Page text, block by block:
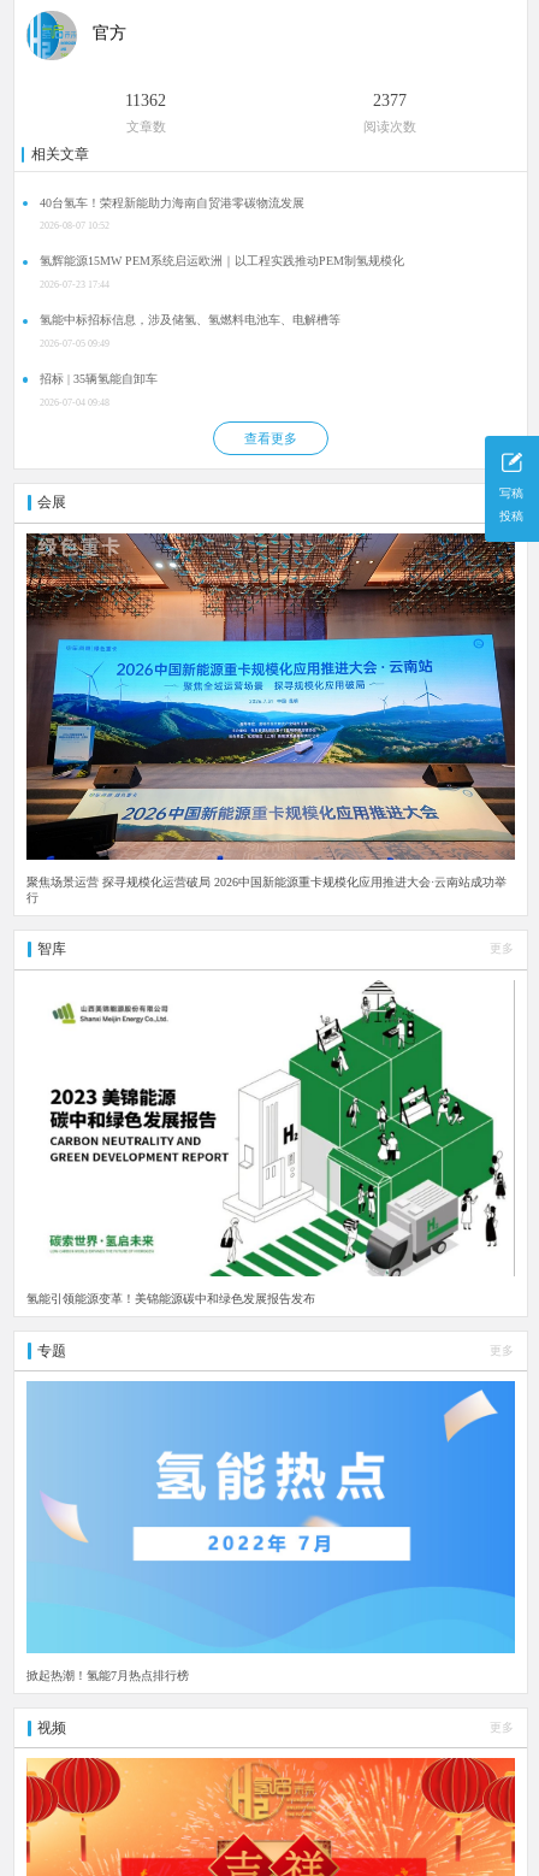
写稿
投稿
官方
11362
文章数
2377
阅读次数
相关文章
40台氢车！荣程新能助力海南自贸港零碳物流发展
2026-08-07 10:52
氢辉能源15MW PEM系统启运欧洲｜以工程实践推动PEM制氢规模化
2026-07-23 17:44
氢能中标招标信息，涉及储氢、氢燃料电池车、电解槽等
2026-07-05 09:49
招标 | 35辆氢能自卸车
2026-07-04 09:48
查看更多
会展 更多
聚焦场景运营 探寻规模化运营破局 2026中国新能源重卡规模化应用推进大会·云南站成功举
行
智库 更多
氢能引领能源变革！美锦能源碳中和绿色发展报告发布
专题 更多
掀起热潮！氢能7月热点排行榜
视频 更多